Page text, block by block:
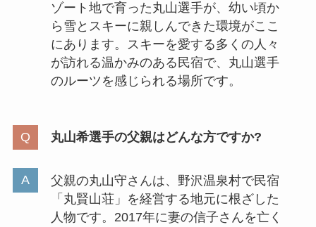
ゾート地で育った丸山選手が、幼い頃か
ら雪とスキーに親しんできた環境がここ
にあります。スキーを愛する多くの人々
が訪れる温かみのある民宿で、丸山選手
のルーツを感じられる場所です。
丸山希選手の父親はどんな方ですか?
父親の丸山守さんは、野沢温泉村で民宿
「丸賢山荘」を経営する地元に根ざした
人物です。2017年に妻の信子さんを亡く